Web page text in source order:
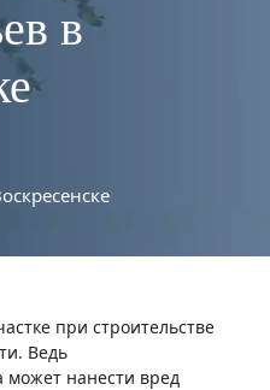
в
при строительстве
Ведь
может нанести вред